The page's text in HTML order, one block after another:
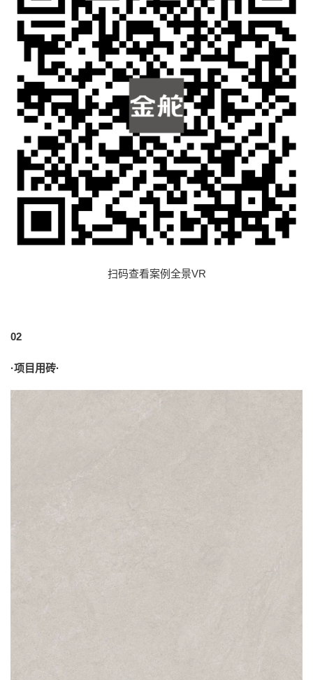
扫码查看案例全景VR
02
·项目用砖·